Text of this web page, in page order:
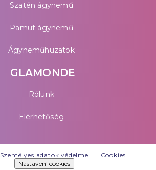
Szatén ágynemű
Pamut ágynemű
Ágyneműhuzatok
GLAMONDE
Rólunk
Elérhetőség
Személyes adatok védelme
Cookies
Nastavení cookies